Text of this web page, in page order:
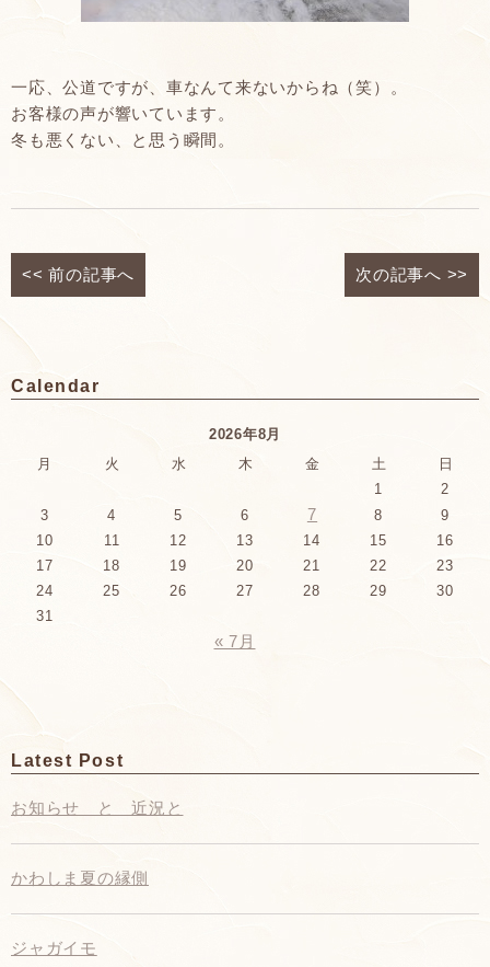
一応、公道ですが、車なんて来ないからね（笑）。
お客様の声が響いています。
冬も悪くない、と思う瞬間。
<<前の記事へ 次の記事へ >>
Calendar
2026年8月
月
火 水 木 金 土
日
1
2
3
4 5 6 7 8
9
10
11 12 13 14 15
16
17
18 19 20 21 22
23
24
25 26 27 28 29
30
31
« 7月
Latest Post
お知らせ と 近況と
かわしま夏の縁側
ジャガイモ